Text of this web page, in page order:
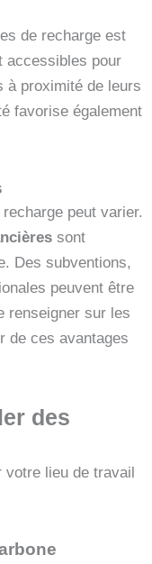
de recharge est
accessibles pour
à proximité de leurs
favorise également
recharge peut varier.
sont
Des subventions,
peuvent être
renseigner sur les
de ces avantages
des
lieu de travail